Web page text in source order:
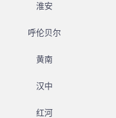
淮安
呼伦贝尔
黄南
汉中
红河